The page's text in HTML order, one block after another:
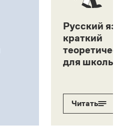
Русский
краткий
для
Читать